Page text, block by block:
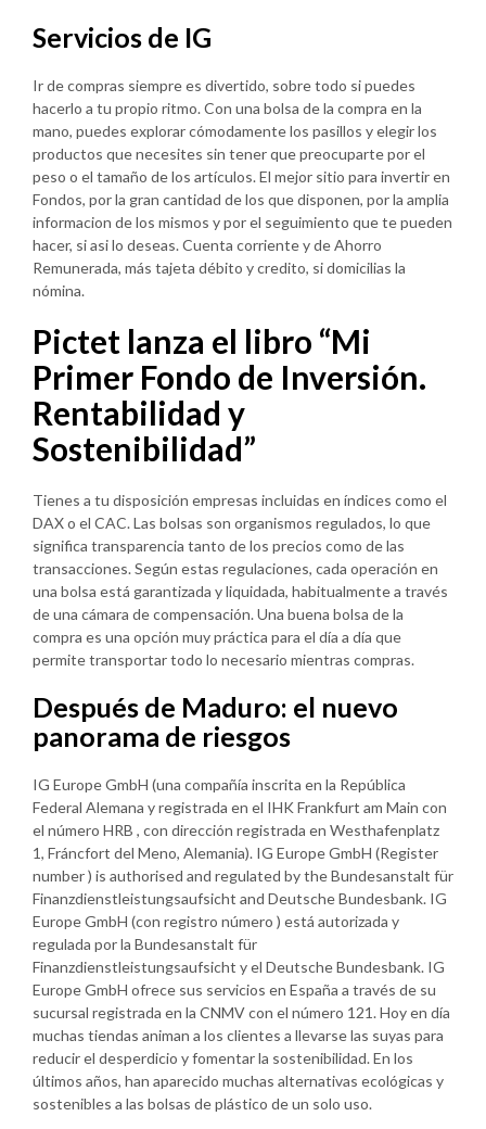
Servicios de IG
Ir de compras siempre es divertido, sobre todo si puedes
hacerlo a tu propio ritmo. Con una bolsa de la compra en la
mano, puedes explorar cómodamente los pasillos y elegir los
productos que necesites sin tener que preocuparte por el
peso o el tamaño de los artículos. El mejor sitio para invertir en
Fondos, por la gran cantidad de los que disponen, por la amplia
informacion de los mismos y por el seguimiento que te pueden
hacer, si asi lo deseas. Cuenta corriente y de Ahorro
Remunerada, más tajeta débito y credito, si domicilias la
nómina.
Pictet lanza el libro “Mi
Primer Fondo de Inversión.
Rentabilidad y
Sostenibilidad”
Tienes a tu disposición empresas incluidas en índices como el
DAX o el CAC. Las bolsas son organismos regulados, lo que
significa transparencia tanto de los precios como de las
transacciones. Según estas regulaciones, cada operación en
una bolsa está garantizada y liquidada, habitualmente a través
de una cámara de compensación. Una buena bolsa de la
compra es una opción muy práctica para el día a día que
permite transportar todo lo necesario mientras compras.
Después de Maduro: el nuevo
panorama de riesgos
IG Europe GmbH (una compañía inscrita en la República
Federal Alemana y registrada en el IHK Frankfurt am Main con
el número HRB , con dirección registrada en Westhafenplatz
1, Fráncfort del Meno, Alemania). IG Europe GmbH (Register
number ) is authorised and regulated by the Bundesanstalt für
Finanzdienstleistungsaufsicht and Deutsche Bundesbank. IG
Europe GmbH (con registro número ) está autorizada y
regulada por la Bundesanstalt für
Finanzdienstleistungsaufsicht y el Deutsche Bundesbank. IG
Europe GmbH ofrece sus servicios en España a través de su
sucursal registrada en la CNMV con el número 121. Hoy en día
muchas tiendas animan a los clientes a llevarse las suyas para
reducir el desperdicio y fomentar la sostenibilidad. En los
últimos años, han aparecido muchas alternativas ecológicas y
sostenibles a las bolsas de plástico de un solo uso.